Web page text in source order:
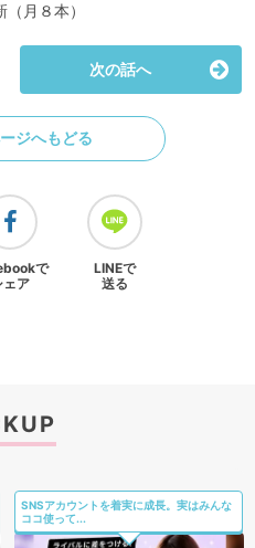
（月８本）
次の話へ
ジへもどる
で
ェア
LINEで
送る
SNSアカウントを着実に成長。実はみんな
ココ使って...